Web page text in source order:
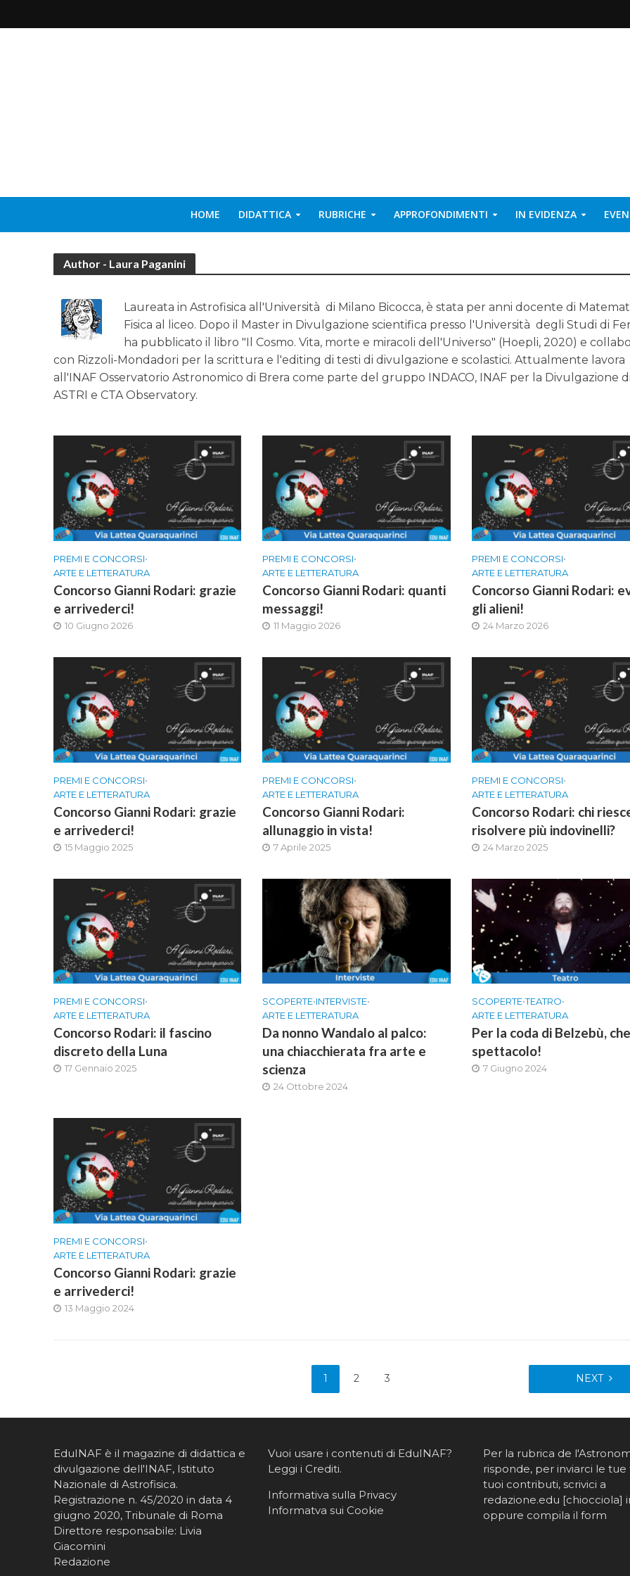
HOME DIDATTICA RUBRICHE APPROFONDIMENTI IN EVIDENZA
Author - Laura Paganini
Laureata in Astrofisica all'Università di Milano Bicocca, è stata per anni docente di
Fisica al liceo. Dopo il Master in Divulgazione scientifica presso l'Università degli Studi di
ha pubblicato il libro "Il Cosmo. Vita, morte e miracoli dell'Universo" (Hoepli, 2020) e
con Rizzoli-Mondadori per la scrittura e l'editing di testi di divulgazione e scolastici. Attualmente lavora
all'INAF Osservatorio Astronomico di Brera come parte del gruppo INDACO, INAF per la Divulgazione
ASTRI e CTA Observatory.
PREMI E CONCORSI•
ARTE E LETTERATURA
Concorso Gianni Rodari: grazie
e arrivederci!
10 Giugno 2026
PREMI E CONCORSI•
ARTE E LETTERATURA
Concorso Gianni Rodari: quanti
messaggi!
11 Maggio 2026
PREMI E CONCORSI•
ARTE E LETTERATURA
Concorso Gianni Rodari:
gli alieni!
24 Marzo 2026
PREMI E CONCORSI•
ARTE E LETTERATURA
Concorso Gianni Rodari: grazie
e arrivederci!
15 Maggio 2025
PREMI E CONCORSI•
ARTE E LETTERATURA
Concorso Gianni Rodari:
allunaggio in vista!
7 Aprile 2025
PREMI E CONCORSI•
ARTE E LETTERATURA
Concorso Rodari: chi
risolvere più indovinelli?
24 Marzo 2025
PREMI E CONCORSI•
ARTE E LETTERATURA
Concorso Rodari: il fascino
discreto della Luna
17 Gennaio 2025
SCOPERTE•INTERVISTE•
ARTE E LETTERATURA
Da nonno Wandalo al palco:
una chiacchierata fra arte e
scienza
24 Ottobre 2024
SCOPERTE•TEATRO•
ARTE E LETTERATURA
Per la coda di Belzebù, che
spettacolo!
7 Giugno 2024
PREMI E CONCORSI•
ARTE E LETTERATURA
Concorso Gianni Rodari: grazie
e arrivederci!
13 Maggio 2024
1 2 3 NEXT
EduINAF è il magazine di didattica e
divulgazione dell'INAF, Istituto
Nazionale di Astrofisica.
Registrazione n. 45/2020 in data 4
giugno 2020, Tribunale di Roma
Direttore responsabile: Livia
Giacomini
Redazione
Vuoi usare i contenuti di EduINAF?
Leggi i Crediti.
Informativa sulla Privacy
Informatva sui Cookie
Per la rubrica de
risponde, per inviarci le tue
tuoi contributi, scrivici a
redazione.edu [chiocciola]
oppure compila il form